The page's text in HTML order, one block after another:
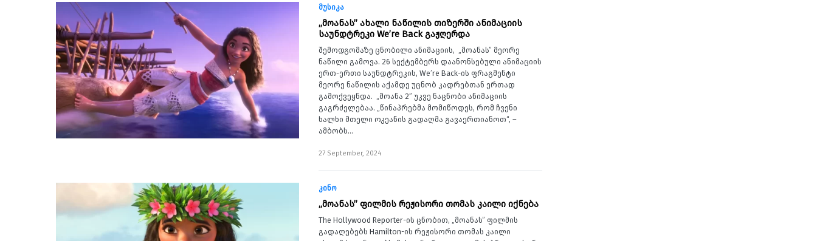
მუსიკა
„მოანას” ახალი ნაწილის თიზერში ანიმაციის
საუნდტრეკი We’re Back გაჟღერდა
შემოდგომაზე ცნობილი ანიმაციის, „მოანას” მეორე
ნაწილი გამოვა. 26 სექტემბერს დაანონსებული ანიმაციის
ერთ-ერთი საუნდტრეკის, We’re Back-ის ფრაგმენტი
მეორე ნაწილის აქამდე უცნობ კადრებთან ერთად
გამოქვეყნდა. „მოანა 2” უკვე ნაცნობი ანიმაციის
გაგრძელებაა. „წინაპრებმა მომიწოდეს, რომ ჩვენი
ხალხი მთელი ოკეანის გადაღმა გავაერთიანოთ“, –
ამბობს…
27 September, 2024
კინო
„მოანას” ფილმის რეჟისორი თომას კაილი იქნება
The Hollywood Reporter-ის ცნობით, „მოანას” ფილმის
გადაღებებს Hamilton-ის რეჟისორი თომას კაილი